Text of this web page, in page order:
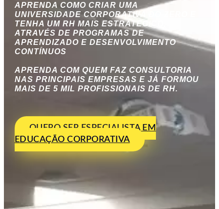
APRENDA COMO CRIAR UMA
UNIVERSIDADE CORPORATIVA DO ZERO E
TENHA UM RH MAIS ESTRATÉGICO,
ATRAVÉS DE PROGRAMAS DE
APRENDIZADO E DESENVOLVIMENTO
CONTÍNUOS
APRENDA COM QUEM FAZ CONSULTORIA
NAS PRINCIPAIS EMPRESAS E JÁ FORMOU
MAIS DE 5 MIL PROFISSIONAIS DE RH.
QUERO SER ESPECIALISTA EM
EDUCAÇÃO CORPORATIVA